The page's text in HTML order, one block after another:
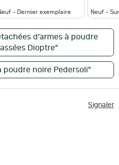
- Dernier exemplaire Neuf -
d'armes à poudre
Dioptre"
poudre noire Pedersoli"
Signaler